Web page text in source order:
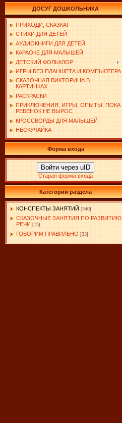
ДОСУГ ДОШКОЛЬНИКА
ПРИХОДИ, СКАЗКА!
СТИХИ ДЛЯ ДЕТЕЙ
АУДИОКНИГИ ДЛЯ ДЕТЕЙ
КАРАОКЕ ДЛЯ МАЛЫШЕЙ
ДЕТСКИЙ ФОЛЬКЛОР
ИГРЫ БЕЗ ПЛАНШЕТА И КОМПЬЮТЕРА
СКАЗОЧНАЯ ВИКТОРИНА В
КАРТИНКАХ
РАСКРАСКИ
ПРИКЛЮЧЕНИЯ, ИГРЫ, ОПЫТЫ. ПОКА
РЕБЕНОК НЕ ВЫРОС
КРОССВОРДЫ ДЛЯ МАЛЫШЕЙ
НЕСКУЧАЙКА
Форма входа
Войти через uID
Старая форма входа
Категории раздела
КОНСПЕКТЫ ЗАНЯТИЙ [340]
СКАЗОЧНЫЕ ЗАНЯТИЯ ПО РАЗВИТИЮ
РЕЧИ [15]
ГОВОРИМ ПРАВИЛЬНО [33]